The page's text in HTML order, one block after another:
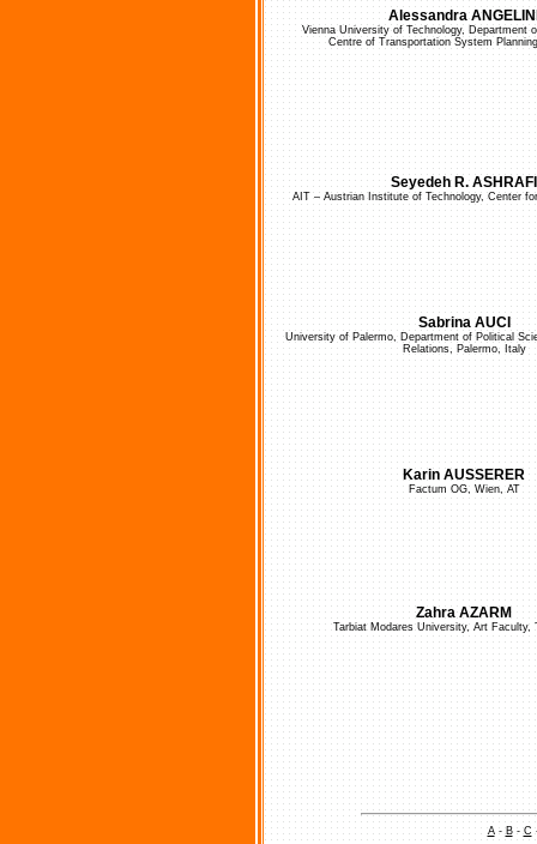
Alessandra
Vienna University of Technology, Department
Centre of Transportation System
Seyedeh R. ASHRAFI
AIT – Austrian Institute of Technology, Center
Sabrina AUCI
University of Palermo, Department of Political
Relations, Palermo, Italy
Karin AUSSERER
Factum OG, Wien, AT
Zahra AZARM
Tarbiat Modares University, Art Faculty,
A-B-C